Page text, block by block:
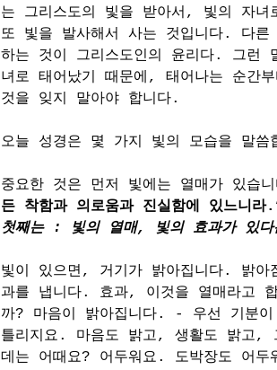
는 그리스도의 빛을 받아서, 빛의 자
또 빛을 발사해서 사는 것입니다. 다른
하는 것이 그리스도인의 윤리다. 그런
녀로 태어났기 때문에, 태어나는 순간
것을 잊지 말아야 합니다.
오늘 성경은 몇 가지 빛의 모습을 말씀
중요한 것은 먼저 빛에는 열매가 있습
든 착함과 의로움과 진실함에 있느니라
첫째는 : 빛의 열매, 빛의 효과가 있다
빛이 있으면, 거기가 밝아집니다. 밝
과를 냅니다. 효과, 이것을 열매라고
까? 마음이 밝아집니다. - 우선 기분
틀리지요. 마음도 밝고, 생활도 밝고,
데는 어때요? 어두워요. 도박장도 어